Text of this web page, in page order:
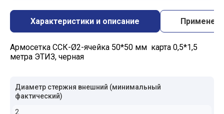
Характеристики и описание
Армосетка ССК-Ø2-ячейка 50*50 мм карта 0,5*1,5
метра ЭТИЗ, черная
Диаметр стержня внешний (минимальный
фактический)
2